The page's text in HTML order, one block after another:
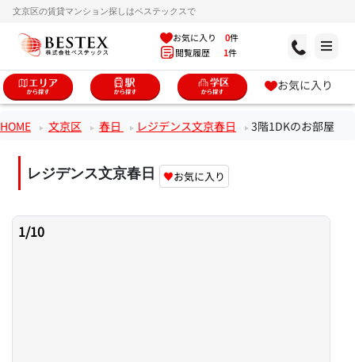
文京区の賃貸マンション探しはベステックスで
お気に入り 0件
閲覧履歴 1件
お気に入り
HOME 文京区 春日 レジデンス文京春日 3階1DKのお部屋
レジデンス文京春日 ♥お気に入り
1/10